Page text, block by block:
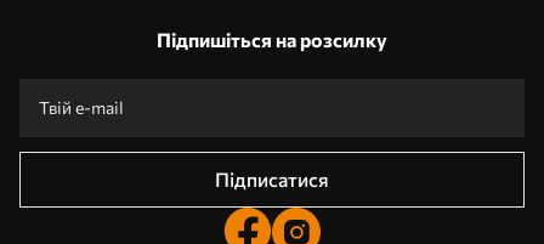
Підпишіться на розсилку
Підписатися